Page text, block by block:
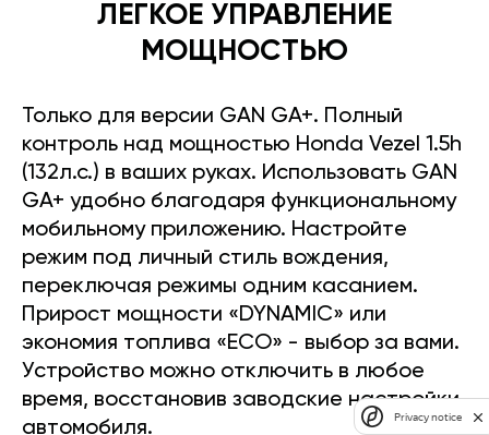
ЛЕГКОЕ УПРАВЛЕНИЕ
МОЩНОСТЬЮ
Только для версии GAN GA+. Полный
контроль над мощностью Honda Vezel 1.5h
(132л.с.) в ваших руках. Использовать GAN
GA+ удобно благодаря функциональному
мобильному приложению. Настройте
режим под личный стиль вождения,
переключая режимы одним касанием.
Прирост мощности «DYNAMIC» или
экономия топлива «ECO» - выбор за вами.
Устройство можно отключить в любое
время, восстановив заводские настройки
автомобиля.
Privacy notice